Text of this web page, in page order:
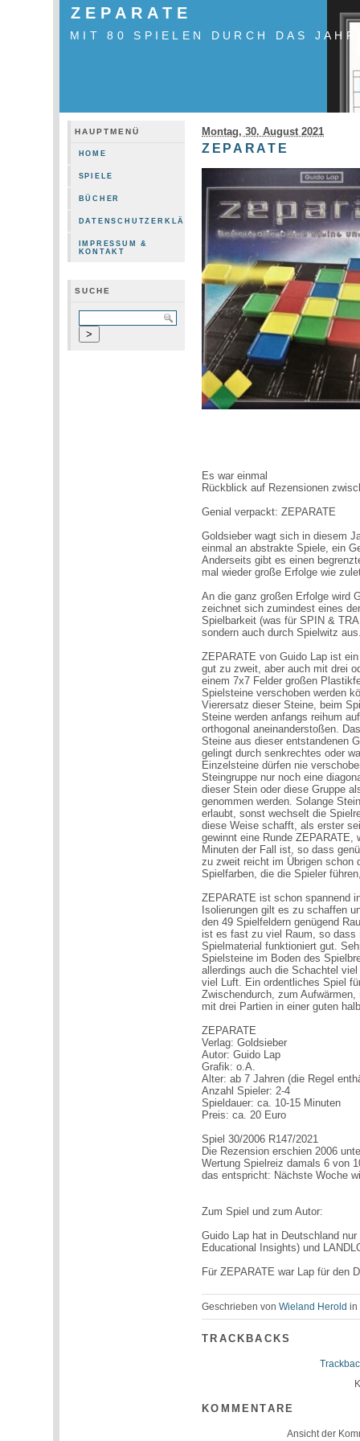
ZEPARATE
MIT 80 SPIELEN DURCH DAS JAHR
HAUPTMENÜ
HOME
SPIELE
BÜCHER
DATENSCHUTZERKLÄRUNG
IMPRESSUM &
KONTAKT
SUCHE
Montag, 30. August 2021
ZEPARATE
Es war einmal
Rückblick auf Rezensionen
Genial verpackt: ZEPARATE
Goldsieber wagt sich in diesem
einmal an abstrakte Spiele, ein
Anderseits gibt es einen
mal wieder große Erfolge wie
An die ganz großen Erfolge wird
zeichnet sich zumindest eines
Spielbarkeit (was für SPIN &
sondern auch durch Spielwitz
ZEPARATE von Guido Lap ist
gut zu zweit, aber auch mit drei
einem 7x7 Felder großen
Spielsteine verschoben werden
Vierersatz dieser Steine, beim
Steine werden anfangs reihum
orthogonal aneinanderstoßen.
Steine aus dieser entstandenen
gelingt durch senkrechtes oder
Einzelsteine dürfen nie
Steingruppe nur noch eine
dieser Stein oder diese Gruppe
genommen werden. Solange
erlaubt, sonst wechselt die
diese Weise schafft, als erster
gewinnt eine Runde
Minuten der Fall ist, so dass
zu zweit reicht im Übrigen schon
Spielfarben, die die Spieler
ZEPARATE ist schon spannend
Isolierungen gilt es zu schaffen
den 49 Spielfeldern genügend
ist es fast zu viel Raum, so
Spielmaterial funktioniert gut.
Spielsteine im Boden des
allerdings auch die Schachtel
viel Luft. Ein ordentliches Spiel
Zwischendurch, zum
mit drei Partien in einer guten
ZEPARATE
Verlag: Goldsieber
Autor: Guido Lap
Grafik: o.A.
Alter: ab 7 Jahren (die Regel
Anzahl Spieler: 2-4
Spieldauer: ca. 10-15 Minuten
Preis: ca. 20 Euro
Spiel 30/2006 R147/2021
Die Rezension erschien 2006
Wertung Spielreiz damals 6 von
das entspricht: Nächste Woche
Zum Spiel und zum Autor:
Guido Lap hat in Deutschland
Educational Insights) und
Für ZEPARATE war Lap für den
Geschrieben vonWieland Herold in
TRACKBACKS
KOMMENTARE
Ansicht der